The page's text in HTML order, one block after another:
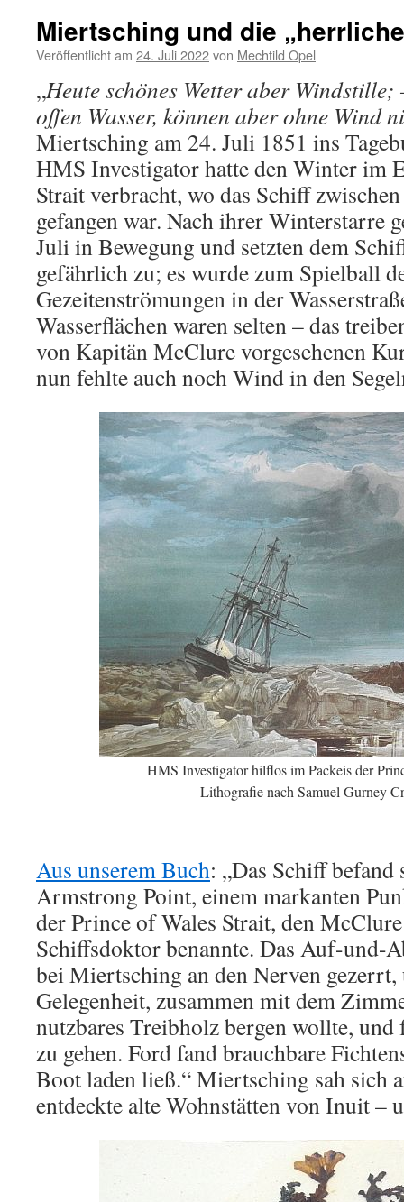
Miertsching und die
Veröffentlicht am 24. Juli 2022von Mechtild Opel
„Heute schönes Wetter aber
offen Wasser, können aber ohne Wind
Miertsching am 24. Juli 1851 ins
HMS Investigator hatte den Winter im
Strait verbracht, wo das Schiff
gefangen war. Nach ihrer Winterstarre
Juli in Bewegung und setzten dem
gefährlich zu; es wurde zum Spielball
Gezeitenströmungen in der
Wasserflächen waren selten – das
von Kapitän McClure vorgesehenen
nun fehlte auch noch Wind in den
HMS Investigator hilflos im Packeis der
Lithografie nach Samuel Gurney
Aus unserem Buch: „Das Schiff
Armstrong Point, einem markanten
der Prince of Wales Strait, den
Schiffsdoktor benannte. Das Auf-und-
bei Miertsching an den Nerven
Gelegenheit, zusammen mit dem
nutzbares Treibholz bergen wollte,
zu gehen. Ford fand brauchbare
Boot laden ließ.“ Miertsching sah sich
entdeckte alte Wohnstätten von Inuit –